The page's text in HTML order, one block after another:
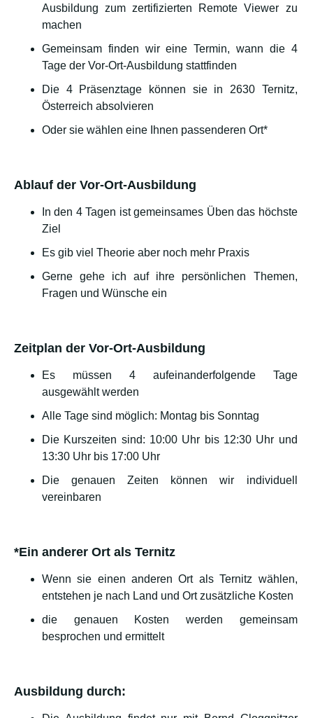
Ausbildung zum zertifizierten Remote Viewer zu
machen
Gemeinsam finden wir eine Termin, wann die 4
Tage der Vor-Ort-Ausbildung stattfinden
Die 4 Präsenztage können sie in 2630 Ternitz,
Österreich absolvieren
Oder sie wählen eine Ihnen passenderen Ort*
Ablauf der Vor-Ort-Ausbildung
In den 4 Tagen ist gemeinsames Üben das höchste
Ziel
Es gib viel Theorie aber noch mehr Praxis
Gerne gehe ich auf ihre persönlichen Themen,
Fragen und Wünsche ein
Zeitplan der Vor-Ort-Ausbildung
Es müssen 4 aufeinanderfolgende Tage
ausgewählt werden
Alle Tage sind möglich: Montag bis Sonntag
Die Kurszeiten sind: 10:00 Uhr bis 12:30 Uhr und
13:30 Uhr bis 17:00 Uhr
Die genauen Zeiten können wir individuell
vereinbaren
*Ein anderer Ort als Ternitz
Wenn sie einen anderen Ort als Ternitz wählen,
entstehen je nach Land und Ort zusätzliche Kosten
die genauen Kosten werden gemeinsam
besprochen und ermittelt
Ausbildung durch: